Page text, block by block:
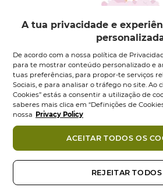
COMPROMISSO COSMÉTIQUE
• + de 95% de ingredientes de
• Álcool 100% de origem vegetal
• Plástico reciclável
• Frasco em plástico 100%
Formato:
Vaporizador 100.00
Ingredientes
Também podes gostar
A tua privacidade e
De acordo com a nossa política de
para te mostrar conteúdo personalizado e
tuas preferências, para propor-te serviços
Sociais, e para analisar o tráfego no site. Ao
Cookies” estás a consentir a utilização de
saberes mais clica em “Definições de
nossa Privacy Policy
REJEITAR TODOS
ACEITAR TODOS OS